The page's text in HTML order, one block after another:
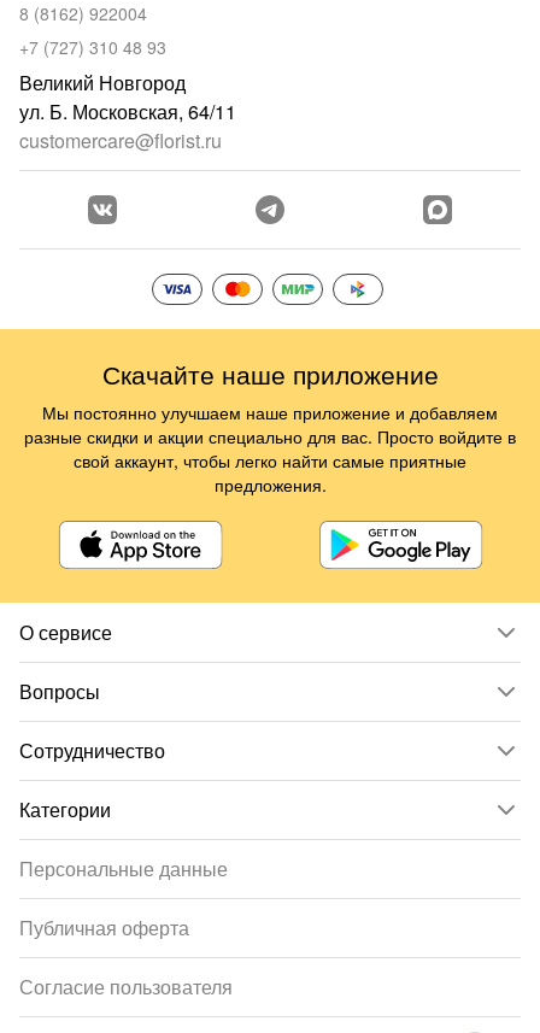
О сервисе
Вопросы
Сотрудничество
Категории
8 (8162) 922004
+7 (727) 310 48 93
Великий Новгород
ул. Б. Московская, 64/11
customercare@florist.ru
Персональные данные
Публичная оферта
Согласие пользователя
Скачайте наше приложение
Мы постоянно улучшаем наше приложение и добавляем
разные скидки и акции специально для вас. Просто войдите в
свой аккаунт, чтобы легко найти самые приятные
предложения.